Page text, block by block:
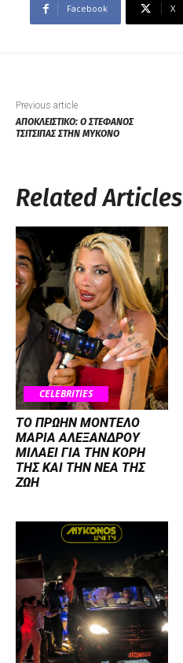
Facebook X
Previous article
ΑΠΟΚΛΕΙΣΤΙΚΟ: Ο ΣΤΕΦΑΝΟΣ
ΤΣΙΤΣΙΠΑΣ ΣΤΗΝ ΜΥΚΟΝΟ
Related Articles
CELEBRITIES
ΤΟ ΠΡΩΗΝ ΜΟΝΤΕΛΟ
ΜΑΡΙΑ ΑΛΕΞΑΝΔΡΟΥ
ΜΙΛΑΕΙ ΓΙΑ ΤΗΝ ΚΟΡΗ
ΤΗΣ ΚΑΙ ΤΗΝ ΝΕΑ ΤΗΣ
ΖΩΗ